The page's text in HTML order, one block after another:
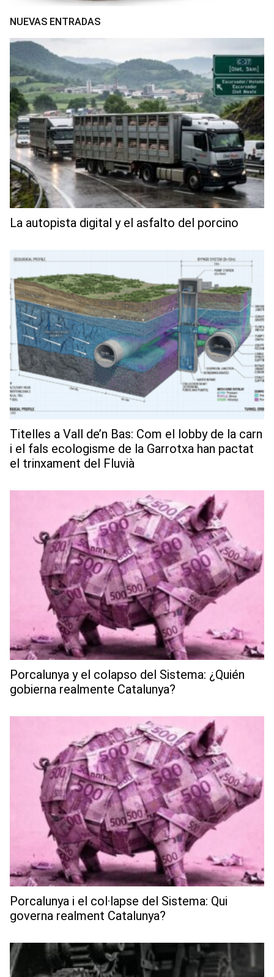
NUEVAS ENTRADAS
La autopista digital y el asfalto del porcino
Titelles a Vall de’n Bas: Com el lobby de la carn
i el fals ecologisme de la Garrotxa han pactat
el trinxament del Fluvià
Porcalunya y el colapso del Sistema: ¿Quién
gobierna realmente Catalunya?
Porcalunya i el col·lapse del Sistema: Qui
governa realment Catalunya?